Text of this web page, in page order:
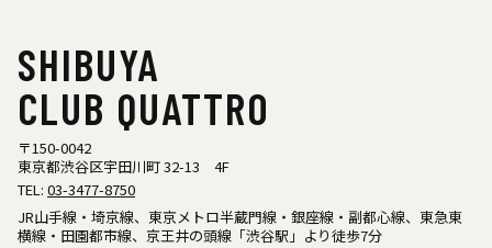
SHIBUYA
CLUB QUATTRO
〒150-0042
東京都渋谷区宇田川町 32-13 4F
TEL: 03-3477-8750
JR山手線・埼京線、東京メトロ半蔵門線・銀座線・副都心線、東急東
横線・田園都市線、京王井の頭線「渋谷駅」より徒歩7分